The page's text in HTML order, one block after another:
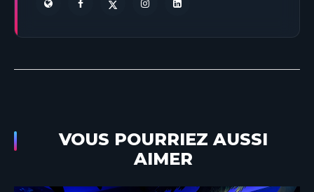
VOUS POURRIEZ AUSSI
AIMER